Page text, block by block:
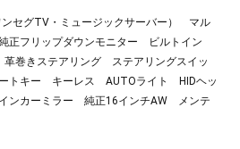
ンセグTV・ミュージックサーバー） マル
正フリップダウンモニター ビルトイン
巻きステアリング ステアリングスイッ
トキー キーレス AUTOライト HIDヘッ
ンカーミラー 純正16インチAW メンテ